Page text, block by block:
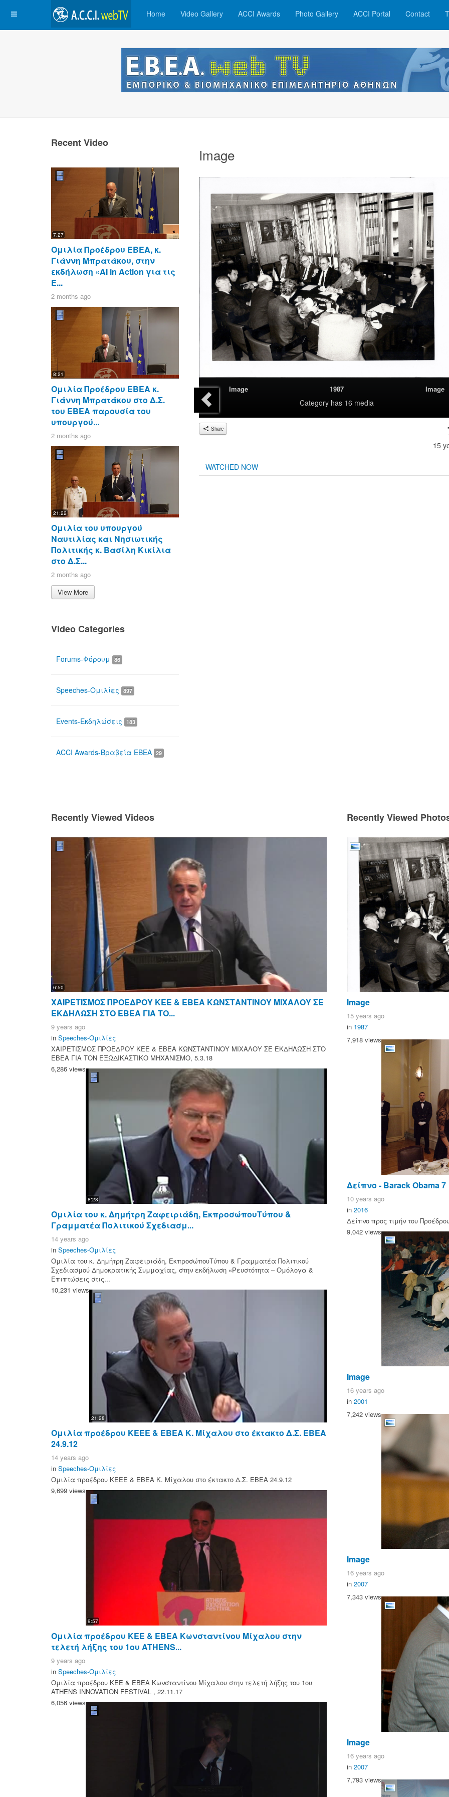
Home Video Gallery ACCI Awards Photo Gallery ACCI Portal Contact
Image
Image 1987
Categoryhas 16 media
Image
Share
15
WATCHED NOW
Recent Video
7:27
Ομιλία Προέδρου ΕΒΕΑ, κ.
Γιάννη Μπρατάκου, στην
εκδήλωση «AI in Action για τις
Ε...
2 months ago
8:21
Ομιλία Προέδρου ΕΒΕΑ κ.
Γιάννη Μπρατάκου στο Δ.Σ.
του ΕΒΕΑ παρουσία του
υπουργού...
2 months ago
21:22
Ομιλία του υπουργού
Ναυτιλίας και Νησιωτικής
Πολιτικής κ. Βασίλη Κικίλια
στο Δ.Σ...
2 months ago
View More
Video Categories
Forums-Φόρουμ 86
Speeches-Ομιλίες 897
Events-Εκδηλώσεις 183
ACCI Awards-Βραβεία ΕΒΕΑ 29
Recently Viewed Videos
6:50
ΧΑΙΡΕΤΙΣΜΟΣ ΠΡΟΕΔΡΟΥ ΚΕΕ & ΕΒΕΑ ΚΩΝΣΤΑΝΤΙΝΟΥ ΜΙΧΑΛΟΥ ΣΕ
ΕΚΔΗΛΩΣΗ ΣΤΟ ΕΒΕΑ ΓΙΑ ΤΟ...
9 years ago
in Speeches-Ομιλίες
ΧΑΙΡΕΤΙΣΜΟΣ ΠΡΟΕΔΡΟΥ ΚΕΕ & ΕΒΕΑ ΚΩΝΣΤΑΝΤΙΝΟΥ ΜΙΧΑΛΟΥ ΣΕ ΕΚΔΗΛΩΣΗ ΣΤΟ
ΕΒΕΑ ΓΙΑ ΤΟΝ ΕΞΩΔΙΚΑΣΤΙΚΟ ΜΗΧΑΝΙΣΜΟ, 5.3.18
6,286 views
8:28
Ομιλία του κ. Δημήτρη Ζαφειριάδη, ΕκπροσώπουΤύπου &
Γραμματέα Πολιτικού Σχεδιασμ...
14 years ago
in Speeches-Ομιλίες
Ομιλία του κ. Δημήτρη Ζαφειριάδη, ΕκπροσώπουΤύπου & Γραμματέα Πολιτικού
Σχεδιασμού Δημοκρατικής Συμμαχίας, στην εκδήλωση «Ρευστότητα – Ομόλογα &
Επιπτώσεις στις...
10,231 views
21:28
Ομιλία προέδρου ΚΕΕΕ & ΕΒΕΑ Κ. Μίχαλου στο έκτακτο Δ.Σ. ΕΒΕΑ
24.9.12
14 years ago
in Speeches-Ομιλίες
Ομιλία προέδρου ΚΕΕΕ & ΕΒΕΑ Κ. Μίχαλου στο έκτακτο Δ.Σ. ΕΒΕΑ 24.9.12
9,699 views
9:57
Ομιλία προέδρου ΚΕΕ & ΕΒΕΑ Κωνσταντίνου Μίχαλου στην
τελετή λήξης του 1ου ATHENS...
9 years ago
in Speeches-Ομιλίες
Ομιλία προέδρου ΚΕΕ & ΕΒΕΑ Κωνσταντίνου Μίχαλου στην τελετή λήξης του 1ου
ATHENS INNOVATION FESTIVAL , 22.11.17
6,056 views
Recently Viewed
Image
15 years ago
in 1987
7,918 views
Δείπνο - Barack Obama 7
10 years ago
in 2016
Δείπνο προς τιμήν του
9,042 views
Image
16 years ago
in 2001
7,242 views
Image
16 years ago
in 2007
7,343 views
Image
16 years ago
in 2007
7,793 views